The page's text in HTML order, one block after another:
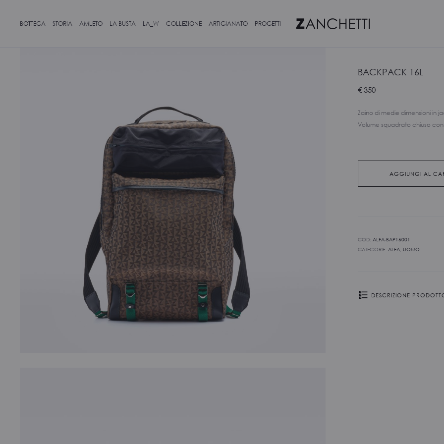
BOTTEGA STORIA AMLETO LA BUSTA LA_W COLLEZIONE ARTIGIANATO PROGETTI
BACKPACK 16L
Zaino di medie dimensioni in
Volume squadrato chiuso
€ 350
AGGIUNGI AL
COD: ALFA-BAP16001
CATEGORIE: ALFA UOMO
DESCRIZIONE